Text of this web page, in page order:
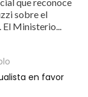
sobre el
Ministerio...
en favor